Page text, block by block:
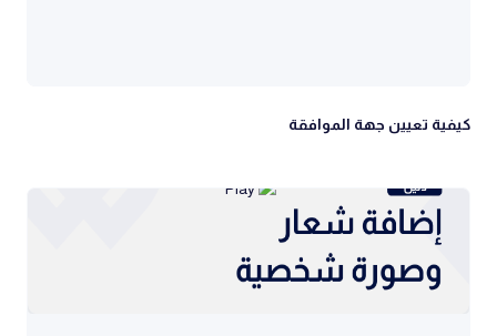
كيفية تعيين جهة الموافقة